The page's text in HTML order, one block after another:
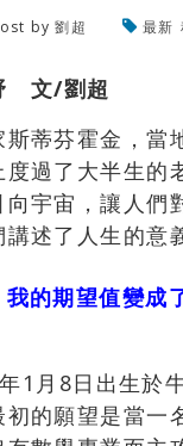
by劉超 最新
文/劉超
蒂芬霍金，
過了大半生的
宇宙，讓人們
述了人生的意
的期望值變成
1月8日出生於
的願望是當一